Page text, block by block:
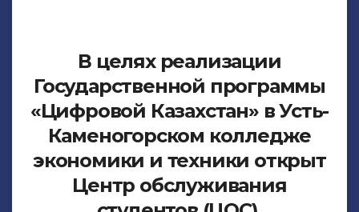
В целях реализации
Государственной программы
«Цифровой Казахстан» в Усть-
Каменогорском колледже
экономики и техники открыт
Центр обслуживания